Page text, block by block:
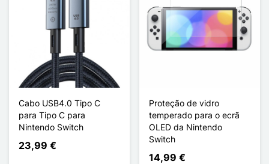
Cabo USB4.0 Tipo C
para Tipo C para
Nintendo Switch
23,99 €
Proteção de vidro
temperado para o ecrã
OLED da Nintendo
Switch
14,99 €